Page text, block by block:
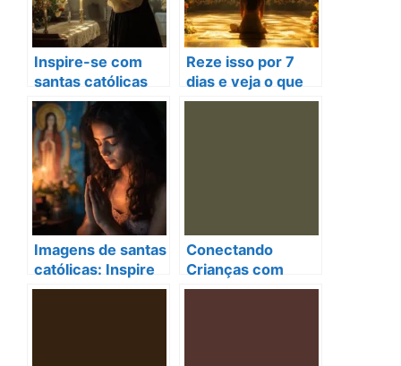
Inspire-se com
santas católicas
nomes que
transformam vidas
hoje
Reze isso por 7
dias e veja o que
acontece em sua
Imagens de santas
católicas: Inspire
sua fé e devoção
Conectando
Crianças com
Deus: 5 Oração